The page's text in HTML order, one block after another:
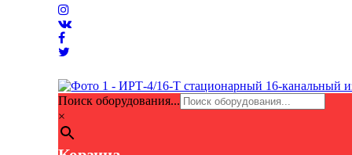
Поиск оборудования...
×